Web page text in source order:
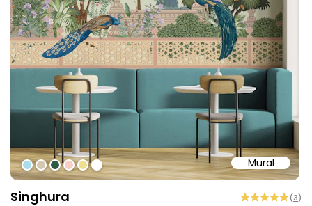
Mural
#abdcea
#d6c7b1
#2d5b45
#f9cec5
#efdf8f
#ffffff
Singhura (3)